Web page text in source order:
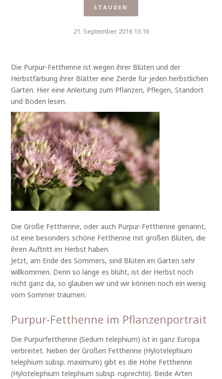
STAUDEN
21. September 2016 13:16
Die Purpur-Fetthenne ist wegen ihrer Blüten und der
Herbstfärbung ihrer Blätter eine Zierde für jeden herbstlichen
Garten. Hier eine Anleitung zum Pflanzen, Pflegen, Standort
und Boden lesen.
Die Große Fetthenne, oder auch Purpur-Fetthenne genannt,
ist eine besonders schöne Fetthenne mit großen Blüten, die
ihren Auftritt im Herbst haben.
Jetzt, am Ende des Sommers, sind Blüten im Garten sehr
willkommen. Denn so lange es blüht, ist der Herbst noch
nicht ganz da, so glauben wir und wir können noch ein wenig
vom Sommer träumen.
Purpur-Fetthenne im Pflanzenportrait
Die Purpurfetthenne (Sedum telephium) ist in ganz Europa
verbreitet. Neben der Großen Fetthenne (Hylotelephium
telephium subsp. maximum) gibt es die Hohe Fetthenne
(Hylotelephium telephium subsp. ruprechtii). Beide Arten